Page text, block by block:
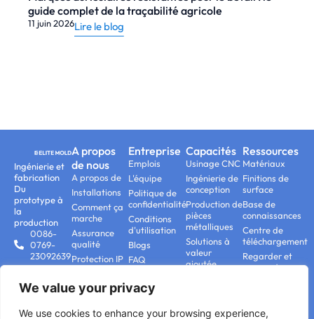
We value your privacy
We use cookies to enhance your browsing experience,
guide complet de la traçabilité agricole
11 juin 2026Lire le blog
Ingénierie et
fabrication
Du
prototype à
la
production
0086-
0769-
23092639
No.2
BaoshiRoad,Tangxia,Dongguan,
China,523728
A propos
de nous
A propos de
Installations
Comment ça
marche
Assurance
qualité
Protection IP
contacter
Entreprise
Emplois
L'équipe
Politique de
confidentialité
Conditions
d'utilisation
Blogs
FAQ
Capacités
Usinage CNC
Ingénierie de
conception
Production de
pièces
métalliques
Solutions à
valeur
ajoutée
Fabrication
Ressources
Matériaux
Finitions de
surface
Base de
connaissances
Centre de
téléchargement
Regarder et
apprendre